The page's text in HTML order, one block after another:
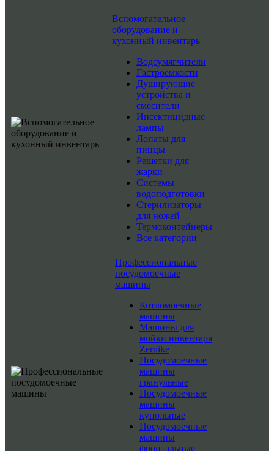
Вспомогательное
оборудование и
кухонный инвентарь
Водоумягчители
Гастроемкости
Душирующие
устройства и
смесители
Инсектицидные
лампы
Лопаты для
пиццы
Решетки для
жарки
Системы
водоподготовки
Стерилизаторы
для ножей
Термоконтейнеры
Все категории
Профессиональные
посудомоечные
машины
Котломоечные
машины
Машины для
мойки инвентаря
Zernike
Посудомоечные
машины
гранульные
Посудомоечные
машины
купольные
Посудомоечные
машины
фронтальные